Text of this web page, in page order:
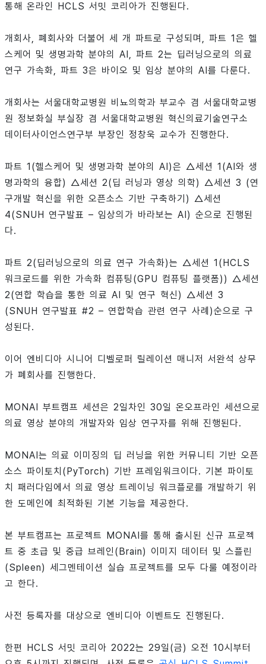
통해 온라인 HCLS 서밋 코리아가 진행된다.
개회사, 폐회사와 더불어 세 개 파트로 구성되며, 파트 1은 헬
스케어 및 생명과학 분야의 AI, 파트 2는 딥러닝으로의 의료
연구 가속화, 파트 3은 바이오 및 임상 분야의 AI를 다룬다.
개회사는 서울대학교병원 비뇨의학과 부교수 겸 서울대학교병
원 정보화실 부실장 겸 서울대학교병원 혁신의료기술연구소
데이터사이언스연구부 부장인 정창욱 교수가 진행한다.
파트 1(헬스케어 및 생명과학 분야의 AI)은 △세션 1(AI와 생
명과학의 융합) △세션 2(딥 러닝과 영상 의학) △세션 3 (연
구개발 혁신을 위한 오픈소스 기반 구축하기) △세션
4(SNUH 연구발표 – 임상의가 바라보는 AI) 순으로 진행된
다.
파트 2(딥러닝으로의 의료 연구 가속화)는 △세션 1(HCLS
워크로드를 위한 가속화 컴퓨팅(GPU 컴퓨팅 플랫폼)) △세션
2(연합 학습을 통한 의료 AI 및 연구 혁신) △세션 3
(SNUH 연구발표 #2 – 연합학습 관련 연구 사례)순으로 구
성된다.
이어 엔비디아 시니어 디벨로퍼 릴레이션 매니저 서완석 상무
가 폐회사를 진행한다.
MONAI 부트캠프 세션은 2일차인 30일 온오프라인 세션으로
의료 영상 분야의 개발자와 임상 연구자를 위해 진행된다.
MONAI는 의료 이미징의 딥 러닝을 위한 커뮤니티 기반 오픈
소스 파이토치(PyTorch) 기반 프레임워크이다. 기본 파이토
치 패러다임에서 의료 영상 트레이닝 워크플로를 개발하기 위
한 도메인에 최적화된 기본 기능을 제공한다.
본 부트캠프는 프로젝트 MONAI를 통해 출시된 신규 프로젝
트 중 초급 및 중급 브레인(Brain) 이미지 데이터 및 스플린
(Spleen) 세그멘테이션 실습 프로젝트를 모두 다룰 예정이라
고 한다.
사전 등록자를 대상으로 엔비디아 이벤트도 진행된다.
한편 HCLS 서밋 코리아 2022는 29일(금) 오전 10시부터